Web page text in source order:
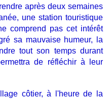
après deux semaines
une station touristique
comprend pas cet intérêt
sa mauvaise humeur, la
tout son temps durant
de réfléchir à leur
côtier, à l'heure de la